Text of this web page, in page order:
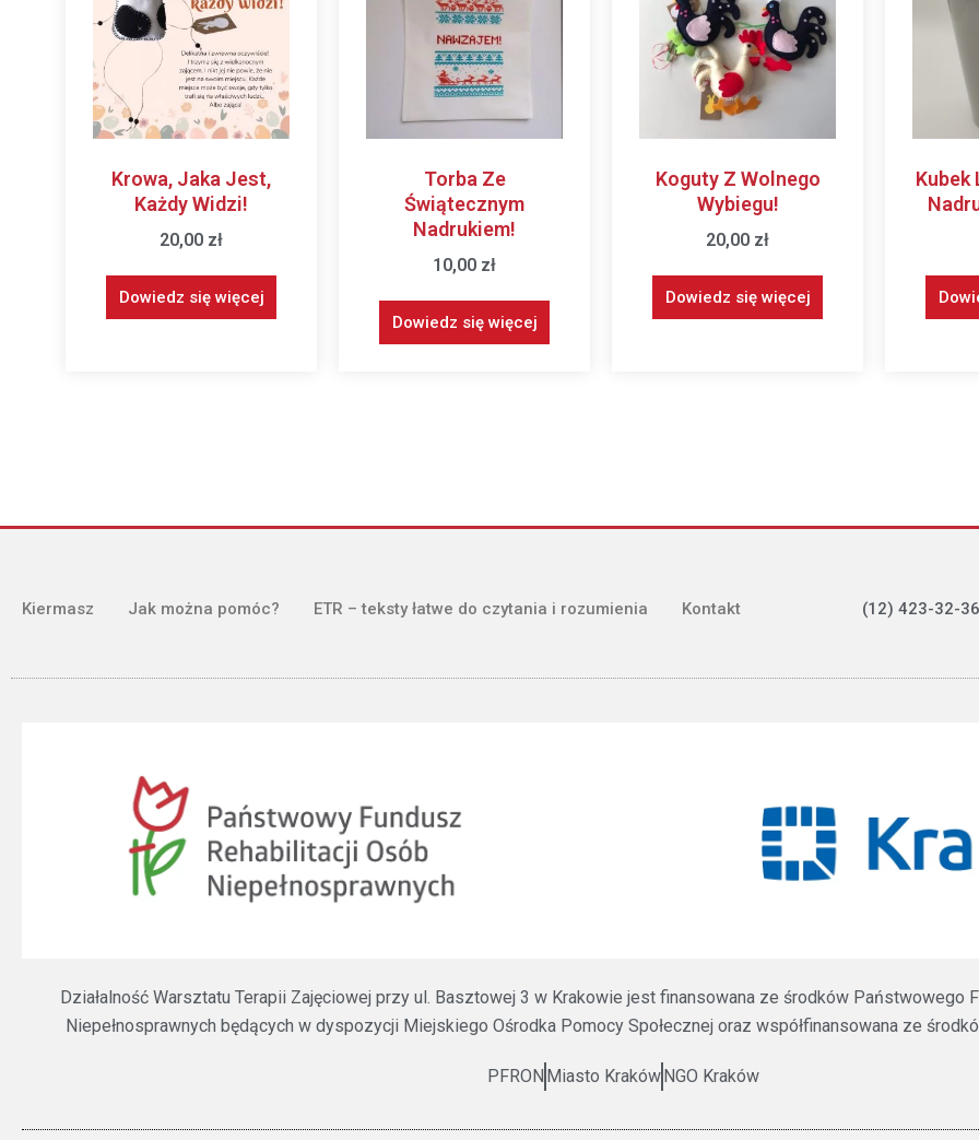
Krowa, Jaka Jest,
Każdy Widzi!
20,00 zł
Dowiedz się więcej
Torba Ze
Świątecznym
Nadrukiem!
10,00 zł
Dowiedz się więcej
Koguty Z Wolnego
Wybiegu!
20,00 zł
Dowiedz się więcej
Kubek
Kiermasz Jak można pomóc? ETR – teksty łatwe do czytania i rozumienia Kontakt (12) 423-32-
Działalność Warsztatu Terapii Zajęciowej przy ul. Basztowej 3 w Krakowie jest finansowana ze środków Państwowego
Niepełnosprawnych będących w dyspozycji Miejskiego Ośrodka Pomocy Społecznej oraz współfinansowana ze
PFRON Miasto Kraków NGO Kraków